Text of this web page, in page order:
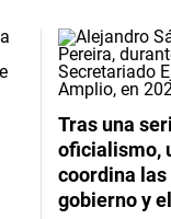
Tras una
oficialismo,
coordina
gobierno y